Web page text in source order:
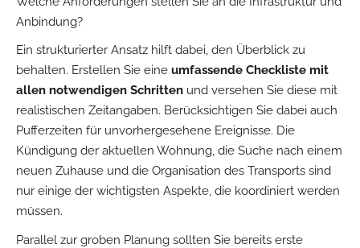
Anbindung?
Ein strukturierter Ansatz hilft dabei, den Überblick zu
behalten. Erstellen Sie eine umfassende Checkliste mit
allen notwendigen Schritten und versehen Sie diese mit
realistischen Zeitangaben. Berücksichtigen Sie dabei auch
Pufferzeiten für unvorhergesehene Ereignisse. Die
Kündigung der aktuellen Wohnung, die Suche nach einem
neuen Zuhause und die Organisation des Transports sind
nur einige der wichtigsten Aspekte, die koordiniert werden
müssen.
Parallel zur groben Planung sollten Sie bereits erste